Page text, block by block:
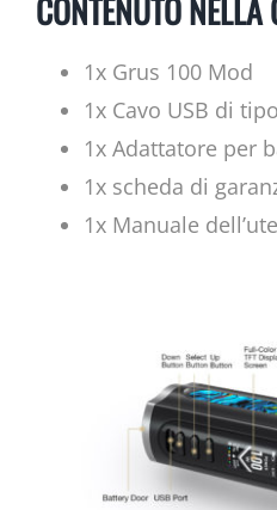
CONTENUTO NELLA
1x Grus 100 Mod
1x Cavo USB di
1x Adattatore per
1x scheda di
1x Manuale